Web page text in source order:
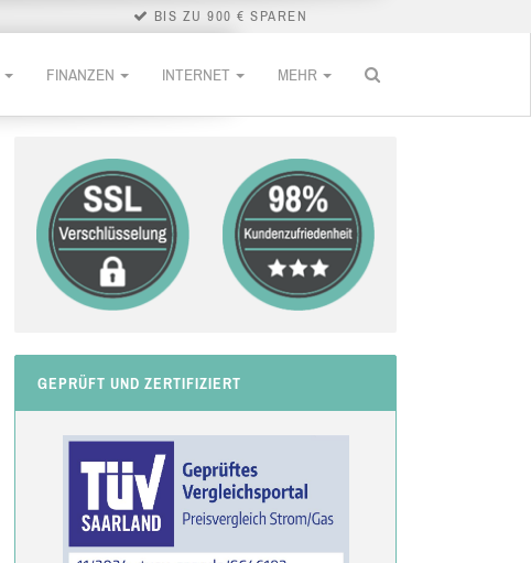
BIS ZU 900 € SPAREN
FINANZEN INTERNET MEHR
GEPRÜFT UND ZERTIFIZIERT